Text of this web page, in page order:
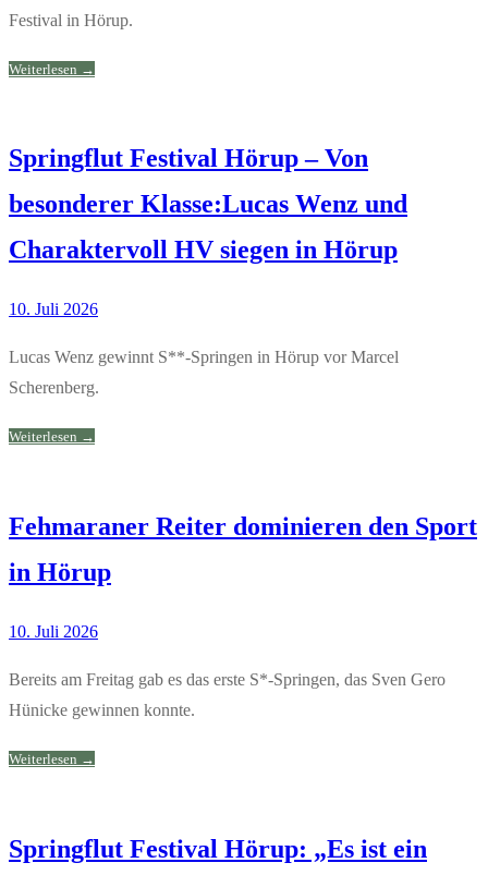
Festival in Hörup.
Weiterlesen →
Springflut Festival Hörup – Von
besonderer Klasse:Lucas Wenz und
Charaktervoll HV siegen in Hörup
10. Juli 2026
Lucas Wenz gewinnt S**-Springen in Hörup vor Marcel
Scherenberg.
Weiterlesen →
Fehmaraner Reiter dominieren den Sport
in Hörup
10. Juli 2026
Bereits am Freitag gab es das erste S*-Springen, das Sven Gero
Hünicke gewinnen konnte.
Weiterlesen →
Springflut Festival Hörup: „Es ist ein